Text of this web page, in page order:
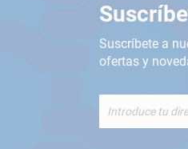
Suscríbete a
ofertas y